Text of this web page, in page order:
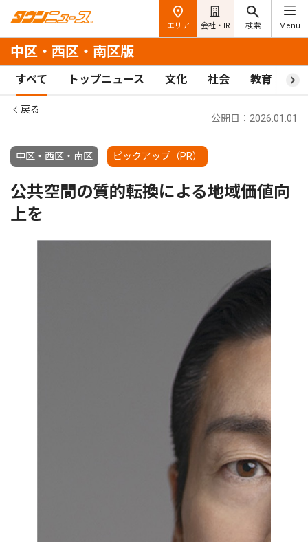
エリア 会社・IR 検索 Menu
中区・西区・南区版
すべて トップニュース 文化 社会 教育 ス
戻る
中区・西区・南区 ピックアップ（PR）
公開日：2026.01.01
公共空間の質的転換による地域価値向
上を